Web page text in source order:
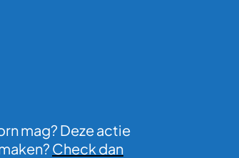
mag? Deze actie
Check dan